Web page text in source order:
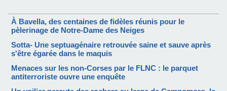
À Bavella, des centaines de fidèles réunis pour le
pèlerinage de Notre-Dame des Neiges
Sotta- Une septuagénaire retrouvée saine et sauve après
s'être égarée dans le maquis
Menaces sur les non-Corses par le FLNC : le parquet
antiterroriste ouvre une enquête